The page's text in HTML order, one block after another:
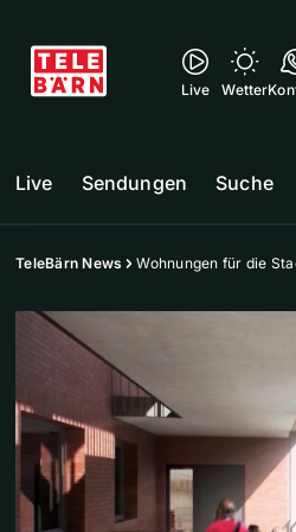
Live Wetter
Live Sendungen Suche
TeleBärn News Wohnungen für die